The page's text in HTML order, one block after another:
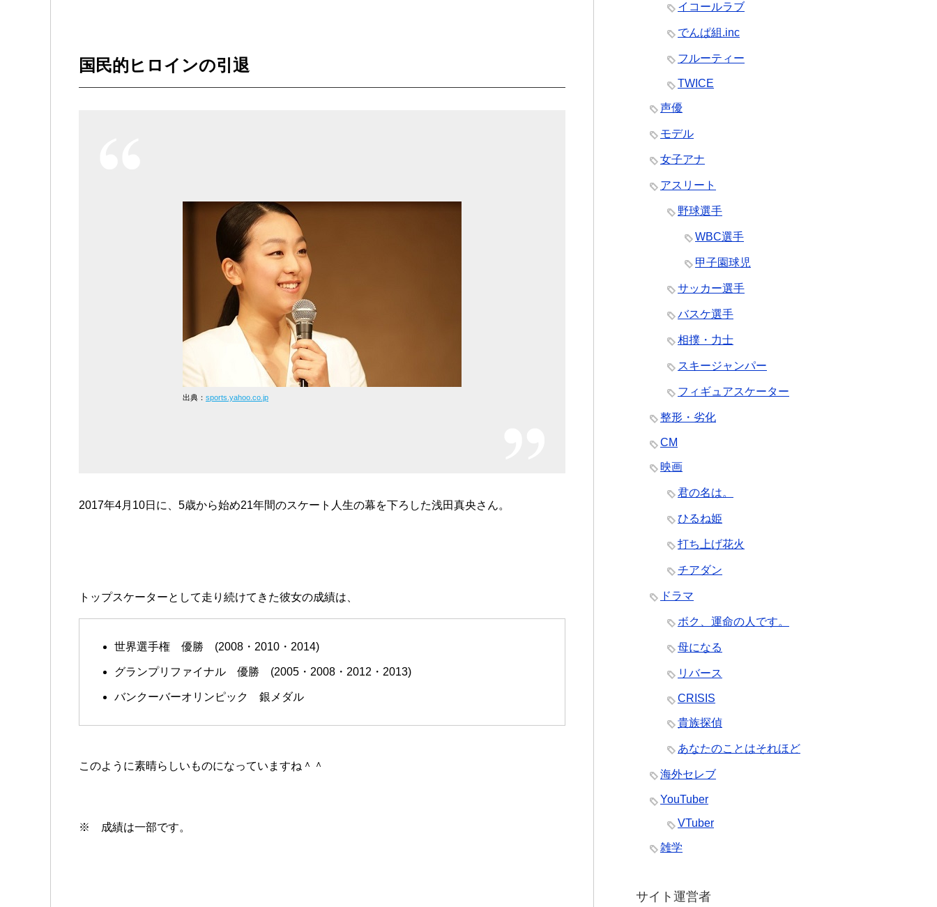
国民的ヒロインの引退
出典： sports.yahoo.co.jp
2017年4月10日に、5歳から始め21年間のスケート人生の幕を下ろした浅田真央さん。
トップスケーターとして走り続けてきた彼女の成績は、
世界選手権 優勝 (2008・2010・2014)
グランプリファイナル 優勝 (2005・2008・2012・2013)
バンクーバーオリンピック 銀メダル
このように素晴らしいものになっていますね＾＾
※ 成績は一部です。
イコールラブ
でんぱ組.inc
フルーティー
TWICE
声優
モデル
女子アナ
アスリート
野球選手
WBC選手
甲子園球児
サッカー選手
バスケ選手
相撲・力士
スキージャンパー
フィギュアスケーター
整形・劣化
CM
映画
君の名は。
ひるね姫
打ち上げ花火
チアダン
ドラマ
ボク、運命の人です。
母になる
リバース
CRISIS
貴族探偵
あなたのことはそれほど
海外セレブ
YouTuber
VTuber
雑学
サイト運営者